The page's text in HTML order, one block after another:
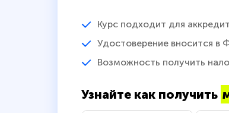
Курс подходит для
Удостоверение вносится в
Возможность получить
Узнайте как получить